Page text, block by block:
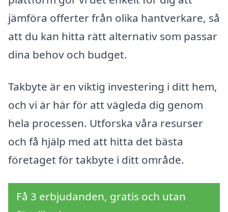
jämföra offerter från olika hantverkare, så
att du kan hitta rätt alternativ som passar
dina behov och budget.
Takbyte är en viktig investering i ditt hem,
och vi är här för att vägleda dig genom
hela processen. Utforska våra resurser
och få hjälp med att hitta det bästa
företaget för takbyte i ditt område.
Få 3 erbjudanden, gratis och utan